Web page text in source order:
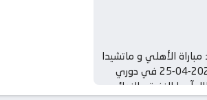
الأهلي و ماتشيدا
زيروبيا بتاريخ 2026-04-25 في دوري
آسيا للنخبة – النهائي